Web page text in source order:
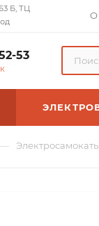
Б, ТЦ
О
53